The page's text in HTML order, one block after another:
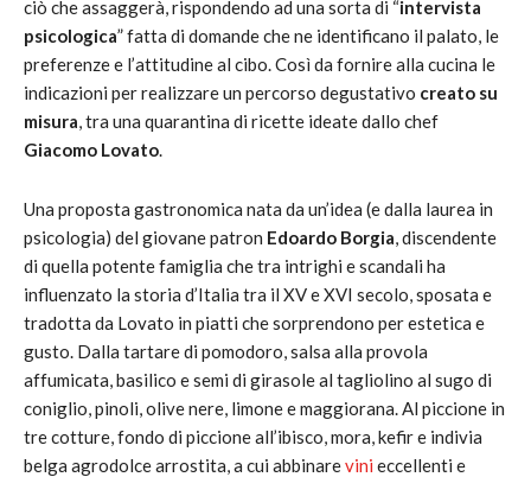
ciò che assaggerà, rispondendo ad una sorta di “intervista
psicologica” fatta di domande che ne identificano il palato, le
preferenze e l’attitudine al cibo. Così da fornire alla cucina le
indicazioni per realizzare un percorso degustativo creato su
misura, tra una quarantina di ricette ideate dallo chef
Giacomo Lovato.
Una proposta gastronomica nata da un’idea (e dalla laurea in
psicologia) del giovane patron Edoardo Borgia, discendente
di quella potente famiglia che tra intrighi e scandali ha
influenzato la storia d’Italia tra il XV e XVI secolo, sposata e
tradotta da Lovato in piatti che sorprendono per estetica e
gusto. Dalla tartare di pomodoro, salsa alla provola
affumicata, basilico e semi di girasole al tagliolino al sugo di
coniglio, pinoli, olive nere, limone e maggiorana. Al piccione in
tre cotture, fondo di piccione all’ibisco, mora, kefir e indivia
belga agrodolce arrostita, a cui abbinarevini eccellenti e